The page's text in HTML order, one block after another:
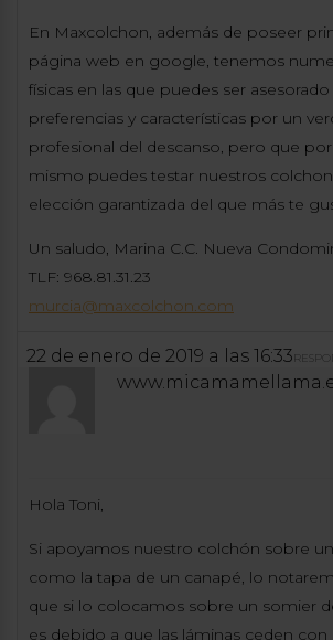
En Maxcolchon, además de poseer
página web en google, tenemos
físicas en las que puedes ser
preferencias y características por un
profesional del descanso, pero que
mismo puedes testar nuestros
elección garantizada del que más te
Un saludo, Marina C.C. Nueva
TLF: 968.81.31.23
murcia@maxcolchon.com
22 de enero de 2019 a las 16:33
Hola Toni,
Si apoyamos nuestro colchón sobre
como la tapa de un canapé, lo
que si lo colocamos sobre un somier
es debido a que las láminas ceden con